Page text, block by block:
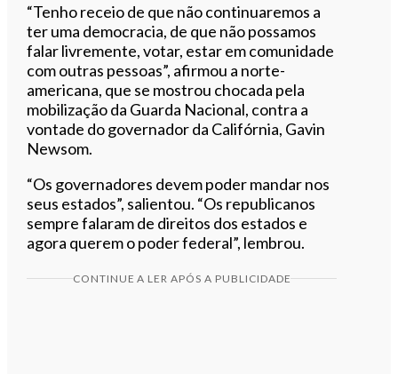
“Tenho receio de que não continuaremos a
ter uma democracia, de que não possamos
falar livremente, votar, estar em comunidade
com outras pessoas”, afirmou a norte-
americana, que se mostrou chocada pela
mobilização da Guarda Nacional, contra a
vontade do governador da Califórnia, Gavin
Newsom.
“Os governadores devem poder mandar nos
seus estados”, salientou. “Os republicanos
sempre falaram de direitos dos estados e
agora querem o poder federal”, lembrou.
CONTINUE A LER APÓS A PUBLICIDADE